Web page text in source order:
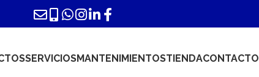
SERVICIOSMANTENIMIENTOSTIENDACONTACTO